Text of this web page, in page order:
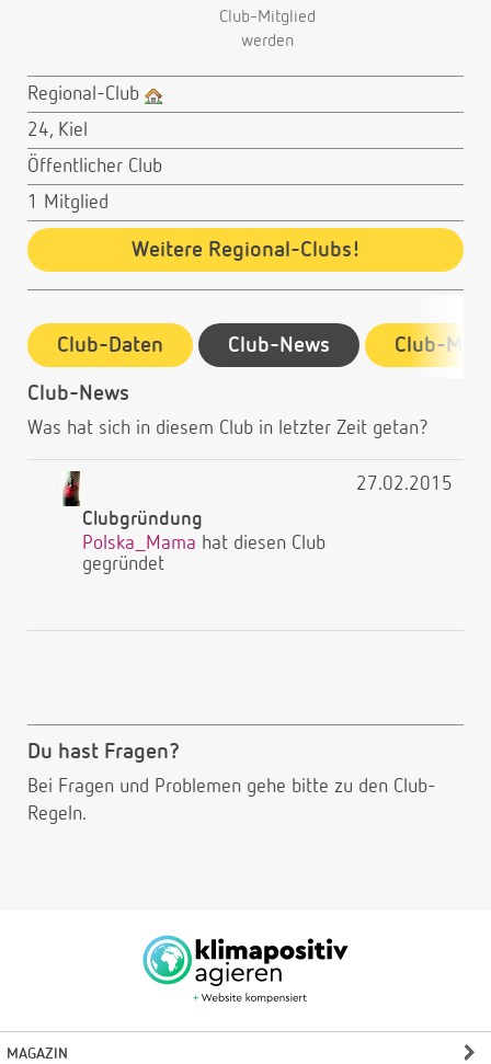
Club-Mitglied
werden
Regional-Club
24, Kiel
Öffentlicher Club
1 Mitglied
Weitere Regional-Clubs!
Club-Daten Club-News Club-
Club-News
Was hat sich in diesem Club in letzter Zeit getan?
Clubgründung
Polska_Mama hat diesen Club
gegründet
27.02.2015
Du hast Fragen?
Bei Fragen und Problemen gehe bitte zu den Club-
Regeln.
MAGAZIN